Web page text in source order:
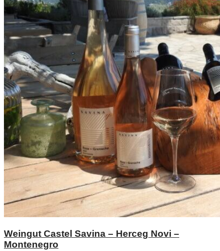
Weingut Castel Savina – Herceg Novi –
Montenegro